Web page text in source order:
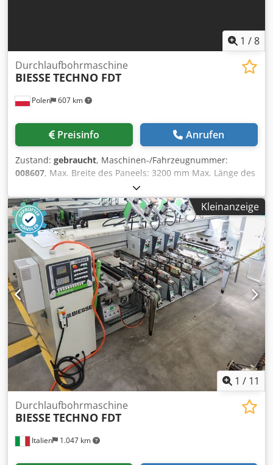
1 /8
Polen 607 km
Durchlaufbohrmaschine
BIESSE TECHNO FDT
Preisinfo Anrufen
Zustand: gebraucht, Maschinen-/Fahrzeugnummer:
008607, Max. Breite des Paneels: 3200 mm Max. Länge des
Paneels: 1000 mm Codpfxozqz N Ee Acfeha Anzahl
Aggregate: 6 Anzahl Aggregate: 4 Seitliche horizontale
Gruppen: ja
Kleinanzeige
1 / 11
Italien 1.047 km
Durchlaufbohrmaschine
BIESSE TECHNO FDT